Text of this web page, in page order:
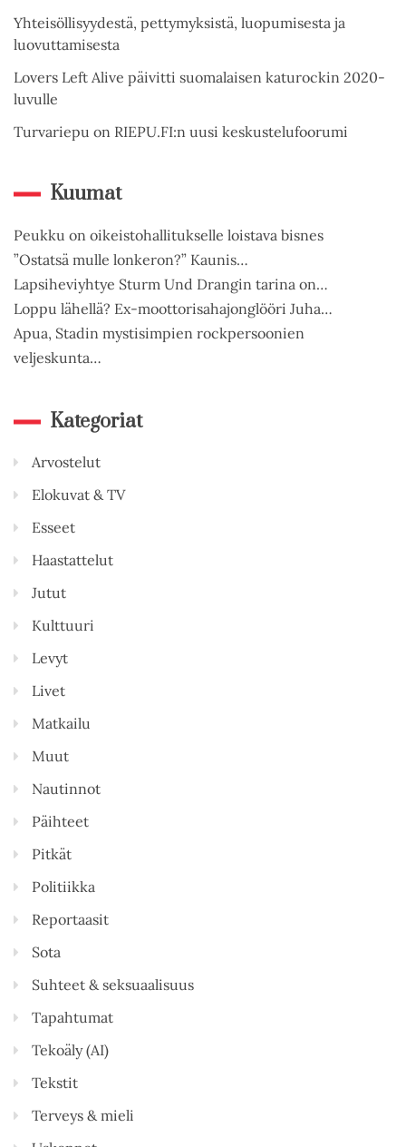
Yhteisöllisyydestä, pettymyksistä, luopumisesta ja
luovuttamisesta
Lovers Left Alive päivitti suomalaisen katurockin 2020-
luvulle
Turvariepu on RIEPU.FI:n uusi keskustelufoorumi
Kuumat
Peukku on oikeistohallitukselle loistava bisnes
”Ostatsä mulle lonkeron?” Kaunis…
Lapsiheviyhtye Sturm Und Drangin tarina on…
Loppu lähellä? Ex-moottorisahajonglööri Juha…
Apua, Stadin mystisimpien rockpersoonien
veljeskunta…
Kategoriat
Arvostelut
Elokuvat & TV
Esseet
Haastattelut
Jutut
Kulttuuri
Levyt
Livet
Matkailu
Muut
Nautinnot
Päihteet
Pitkät
Politiikka
Reportaasit
Sota
Suhteet & seksuaalisuus
Tapahtumat
Tekoäly (AI)
Tekstit
Terveys & mieli